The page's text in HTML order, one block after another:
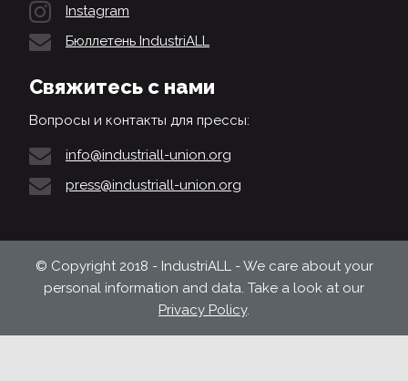
Instagram
Бюллетень IndustriALL
Свяжитесь с нами
Вопросы и контакты для прессы:
info@industriall-union.org
press@industriall-union.org
© Copyright 2018 - IndustriALL - We care about your
personal information and data. Take a look at our
Privacy Policy.